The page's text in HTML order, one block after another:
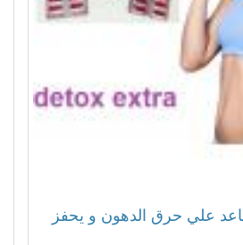
علي حرق الدهون و يحفز